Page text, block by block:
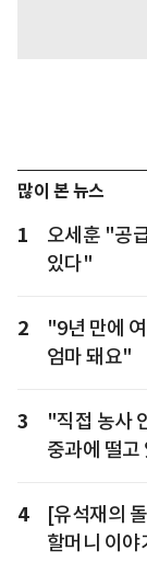
많이 본 뉴스
1
오세훈 "공
있다"
2
"9년 만에
엄마 돼요"
3
"직접 농사
중과에 떨고
4
[유석재의
할머니 이야